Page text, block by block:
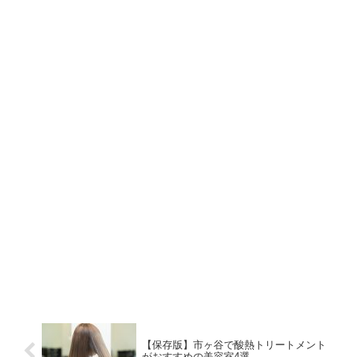
【保存版】市ヶ谷で酸熱トリートメント